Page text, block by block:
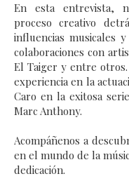
En esta entrevista,
proceso creativo
influencias musicales
colaboraciones con
El Taiger y entre otros.
experiencia en la
Caro en la exitosa
Marc Anthony.
Acompáñenos a
en el mundo de la
dedicación.